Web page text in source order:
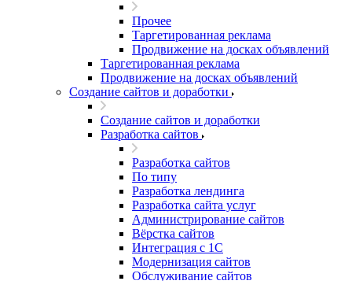
Прочее
Таргетированная реклама
Продвижение на досках объявлений
Таргетированная реклама
Продвижение на досках объявлений
Создание сайтов и доработки
Создание сайтов и доработки
Разработка сайтов
Разработка сайтов
По типу
Разработка лендинга
Разработка сайта услуг
Администрирование сайтов
Вёрстка сайтов
Интеграция с 1С
Модернизация сайтов
Обслуживание сайтов